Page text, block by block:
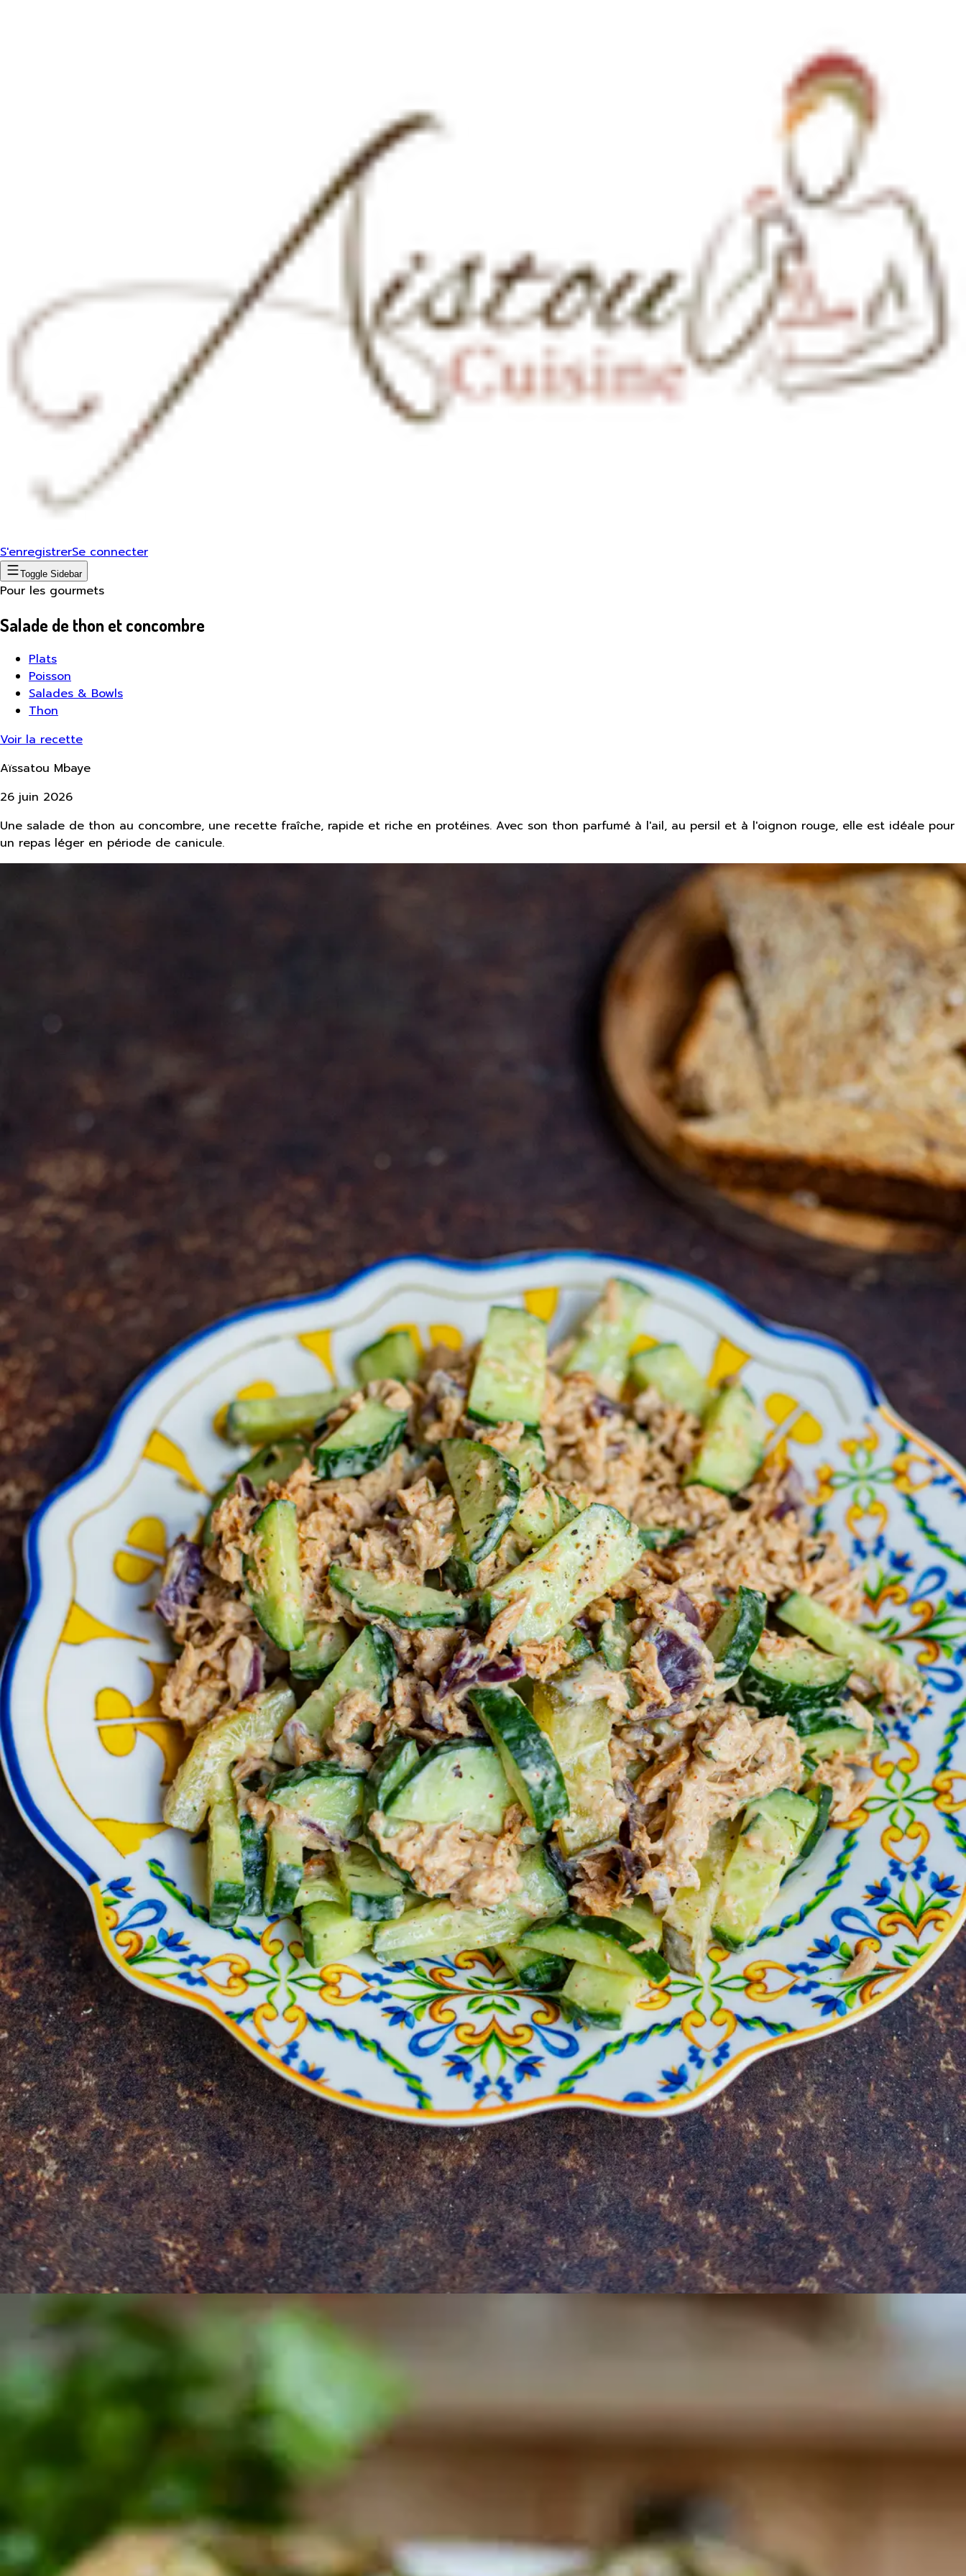
S'enregistrerSe connecter
Toggle Sidebar
Pour les gourmets
Salade de thon et concombre
Plats
Poisson
Salades & Bowls
Thon
Voir la recette
Aïssatou Mbaye
26 juin 2026
Une salade de thon au concombre, une recette fraîche, rapide et riche en protéines. Avec son thon parfumé à l'ail, au persil et à l'oignon rouge, elle est idéale pour
un repas léger en période de canicule.
Quand le thermomètre dépasse les 30 °C, j'ai envie de repas qui demandent le minimum de préparation. Cette salade de thon et concombre est exactement le
genre d'assiette que je prépare en ce moment : prête en quelques minutes, sans cuisson, rassasiante et pleine de fraîcheur. Accompagnée d'une tranche de pain
grillé, elle constitue un déjeuner complet, idéal pour les journées de canicule.